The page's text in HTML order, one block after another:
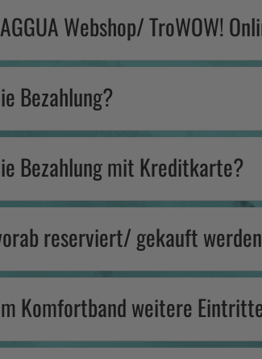
Webshop/ TroWOW!
Bezahlung?
Bezahlung mit Kreditkarte?
reserviert/ gekauft
Komfortband weitere